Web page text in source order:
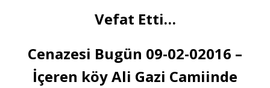
Vefat Etti…
Cenazesi Bugün 09-02-02016 –
İçeren köy Ali Gazi Camiinde